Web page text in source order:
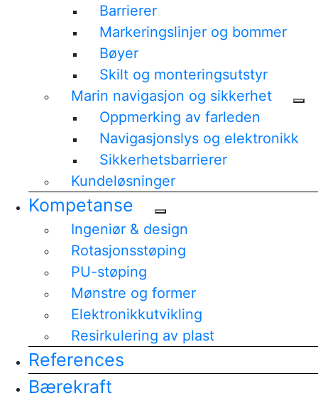
Barrierer
Markeringslinjer og bommer
Bøyer
Skilt og monteringsutstyr
Marin navigasjon og sikkerhet
Oppmerking av farleden
Navigasjonslys og elektronikk
Sikkerhetsbarrierer
Kundeløsninger
Kompetanse
Ingeniør & design
Rotasjonsstøping
PU-støping
Mønstre og former
Elektronikkutvikling
Resirkulering av plast
References
Bærekraft